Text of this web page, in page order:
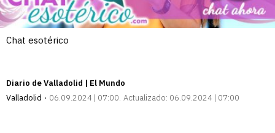
Chat esotérico
Diario de Valladolid | El Mundo
Valladolid
06.09.2024 | 07:00 Actualizado: 06.09.2024 | 07:00